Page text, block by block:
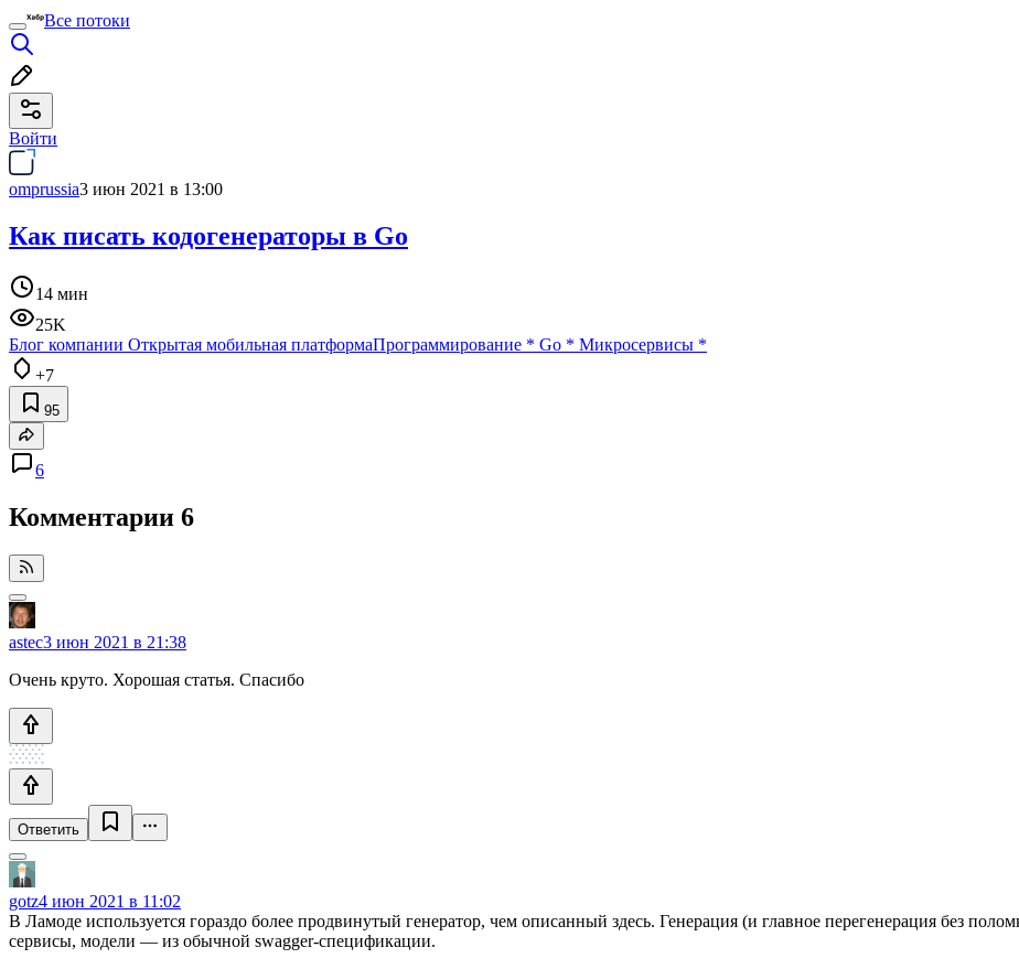
Все потоки
Войти
omprussia3 июн 2021 в 13:00
Как писать кодогенераторы в Go
14 мин
25K
Блог компании Открытая мобильная платформаПрограммирование * Go * Микросервисы *
+7
95
6
Комментарии 6
astec3 июн 2021 в 21:38
Очень круто. Хорошая статья. Спасибо ​
Ответить
gotz4 июн 2021 в 11:02
В Ламоде используется гораздо более продвинутый генератор, чем описанный здесь. Генерация (и главное перегенерация без
сервисы, модели — из обычной swagger-спецификации.